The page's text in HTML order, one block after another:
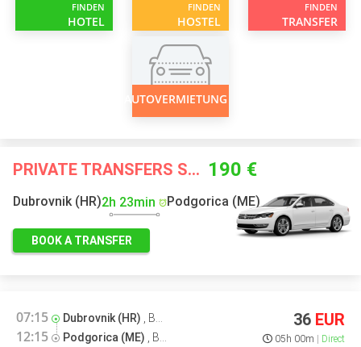
FINDEN
HOTEL
FINDEN
HOSTEL
FINDEN
TRANSFER
AUTOVERMIETUNG
PRIVATE TRANSFERS STARTING FROM 190 €
Dubrovnik (HR)2h 23min Podgorica (ME)
BOOK A TRANSFER
07:15 Dubrovnik (HR) , Busbahnhof
12:15 Podgorica (ME) , Busbahnhof
36 EUR
05h 00m Direct